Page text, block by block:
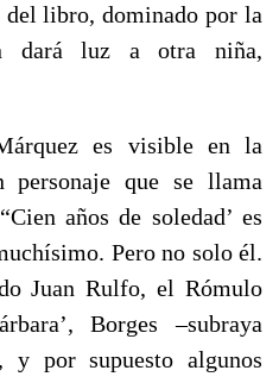
del libro, dominado por la
dará luz a otra niña,
es visible en la
personaje que se llama
años de soledad’ es
Pero no solo él.
Juan Rulfo, el Rómulo
Borges –subraya
y por supuesto algunos